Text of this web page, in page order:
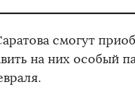
смогут
на них особый